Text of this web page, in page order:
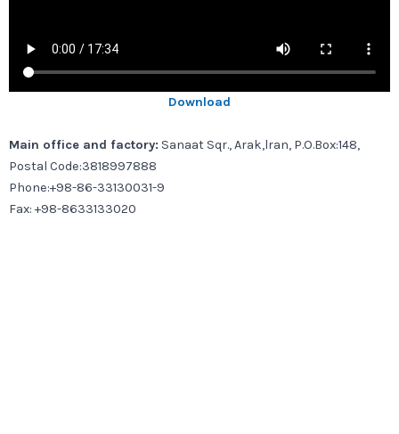
Download
Main office and factory: Sanaat Sqr., Arak,lran, P.O.Box:148,
Postal Code:3818997888
Phone:+98-86-33130031-9
Fax: +98-8633133020